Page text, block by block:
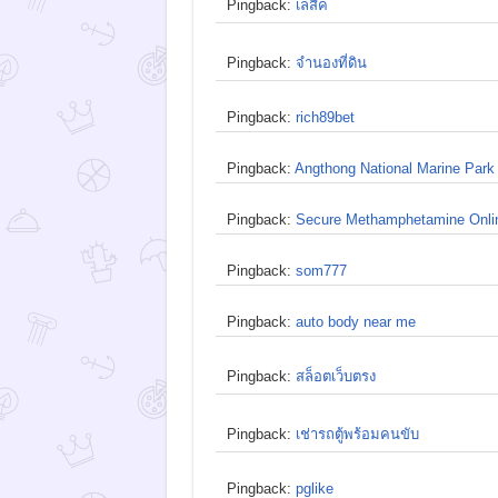
Pingback: เลสิค
Pingback: จำนองที่ดิน
Pingback: rich89bet
Pingback: Angthong National Marine Park
Pingback: Secure Methamphetamine
Pingback: som777
Pingback: auto body near me
Pingback: สล็อตเว็บตรง
Pingback: เช่ารถตู้พร้อมคนขับ
Pingback: pglike